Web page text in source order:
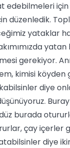
edebilmeleri
düzenledik.
yataklar
gerekiyor.
kimisi köyden
diye
burada
çay içerler
diye